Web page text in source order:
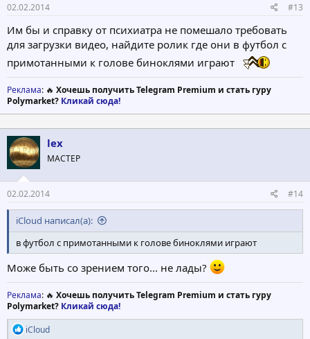
02.02.2014 #13
Им бы и справку от психиатра не помешало требовать
для загрузки видео, найдите ролик где они в футбол с
примотанными к голове биноклями играют
Реклама: 🔥 Хочешь получить Telegram Premium и стать гуру
Polymarket? Кликай сюда!
lex
МАСТЕР
02.02.2014 #14
iCloud написал(а):
в футбол с примотанными к голове биноклями играют
Може быть со зрением того... не лады?
Реклама: 🔥 Хочешь получить Telegram Premium и стать гуру
Polymarket? Кликай сюда!
Р
iCloud